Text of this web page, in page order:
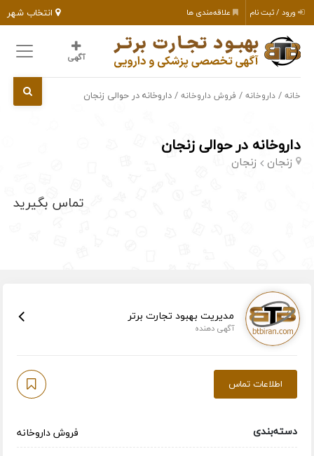
انتخاب شهر ورود / ثبت نام علاقه‌مندی ها
آگهی
خانه /داروخانه / فروش داروخانه / داروخانه در حوالی زنجان
داروخانه در حوالی زنجان
زنجان زنجان
تماس بگیرید
مدیریت بهبود تجارت برتر
آگهی دهنده
اطلاعات تماس
دسته‌بندی
فروش داروخانه